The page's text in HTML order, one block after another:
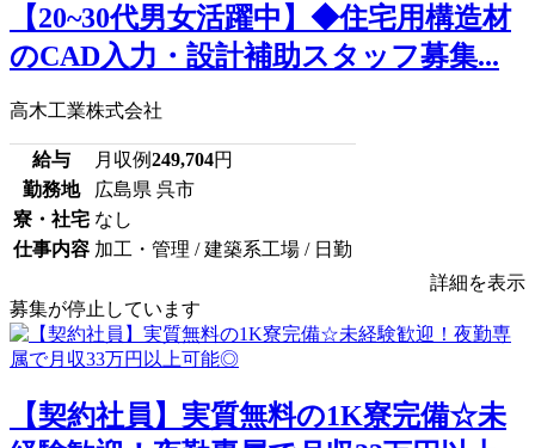
【20~30代男女活躍中】◆住宅用構造材
のCAD入力・設計補助スタッフ募集...
高木工業株式会社
給与 月収例249,704円
勤務地
広島県 呉市
寮・社宅 なし
仕事内容 加工・管理 / 建築系工場 / 日勤
詳細を表示
募集が停止しています
【契約社員】実質無料の1K寮完備☆未